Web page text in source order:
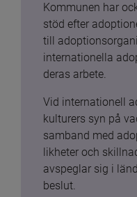
Kommunen har
stöd efter
till
internationella
deras arbete.
Vid internationell
kulturers syn på
samband med
likheter och
avspeglar sig i
beslut.